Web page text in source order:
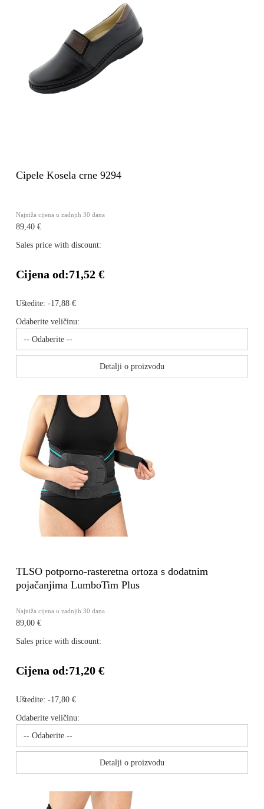
Cipele Kosela crne 9294
Najniža cijena u zadnjih 30 dana
89,40 €
Sales price with discount:
Cijena od:71,52 €
Uštedite: -17,88 €
Odaberite veličinu:
Detalji o proizvodu
TLSO potporno-rasteretna ortoza s dodatnim
pojačanjima LumboTim Plus
Najniža cijena u zadnjih 30 dana
89,00 €
Sales price with discount:
Cijena od:71,20 €
Uštedite: -17,80 €
Odaberite veličinu:
Detalji o proizvodu